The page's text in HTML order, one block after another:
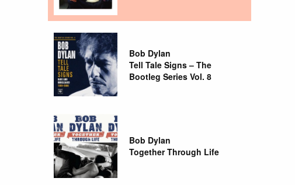
Bob Dylan
Tell Tale Signs – The
Bootleg Series Vol. 8
Bob Dylan
Together Through Life